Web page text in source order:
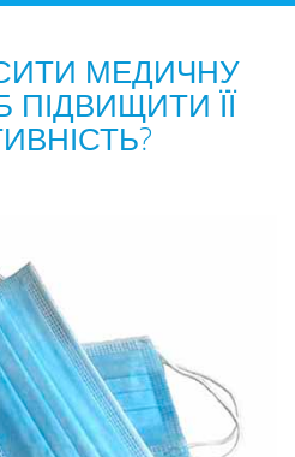
МЕДИЧНУ
ЇЇ